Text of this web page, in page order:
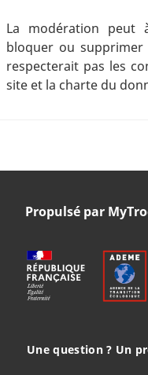
La modération peut
bloquer ou
respecterait pas les
site et la charte du
Propulsé par
Une question ? Un